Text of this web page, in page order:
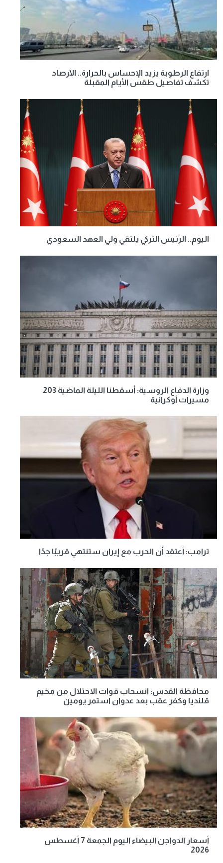
ارتفاع الرطوبة يزيد الإحساس بالحرارة.. الأرصاد
تكشف تفاصيل طقس الأيام المقبلة
اليوم.. الرئيس التركي يلتقي ولي العهد السعودي
وزارة الدفاع الروسية: أسقطنا الليلة الماضية 203
مسيرات أوكرانية
ترامب: أعتقد أن الحرب مع إيران ستنتهي قريبًا جدًا
محافظة القدس: انسحاب قوات الاحتلال من مخيم
قلنديا وكفر عقب بعد عدوان استمر يومين
أسعار الدواجن البيضاء اليوم الجمعة 7 أغسطس
2026